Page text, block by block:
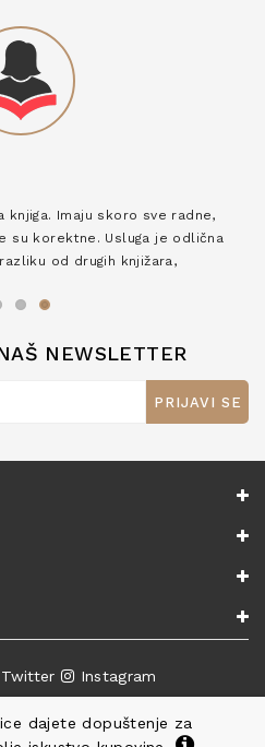
dajete dopuštenje za
knjiga. Imaju skoro sve radne,
su korektne. Usluga je odlična
od drugih knjižara,
NEWSLETTER
PRIJAVI SE
Twitter Instagram